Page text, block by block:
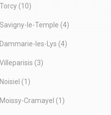
Torcy (10)
Savigny-le-Temple (4)
Dammarie-les-Lys (4)
Villeparisis (3)
Noisiel (1)
Moissy-Cramayel (1)